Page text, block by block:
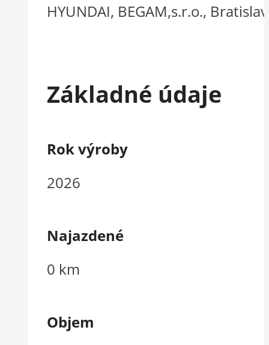
HYUNDAI, BEGAM,s.r.o.,
Základné údaje
Rok výroby
2026
Najazdené
0 km
Objem